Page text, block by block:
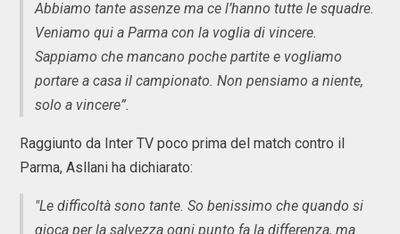
Abbiamo tante assenze ma ce l’hanno tutte le squadre.
Veniamo qui a Parma con la voglia di vincere.
Sappiamo che mancano poche partite e vogliamo
portare a casa il campionato. Non pensiamo a niente,
solo a vincere”.
Raggiunto da Inter TV poco prima del match contro il
Parma, Asllani ha dichiarato:
"Le difficoltà sono tante. So benissimo che quando si
gioca per la salvezza ogni punto fa la differenza, ma